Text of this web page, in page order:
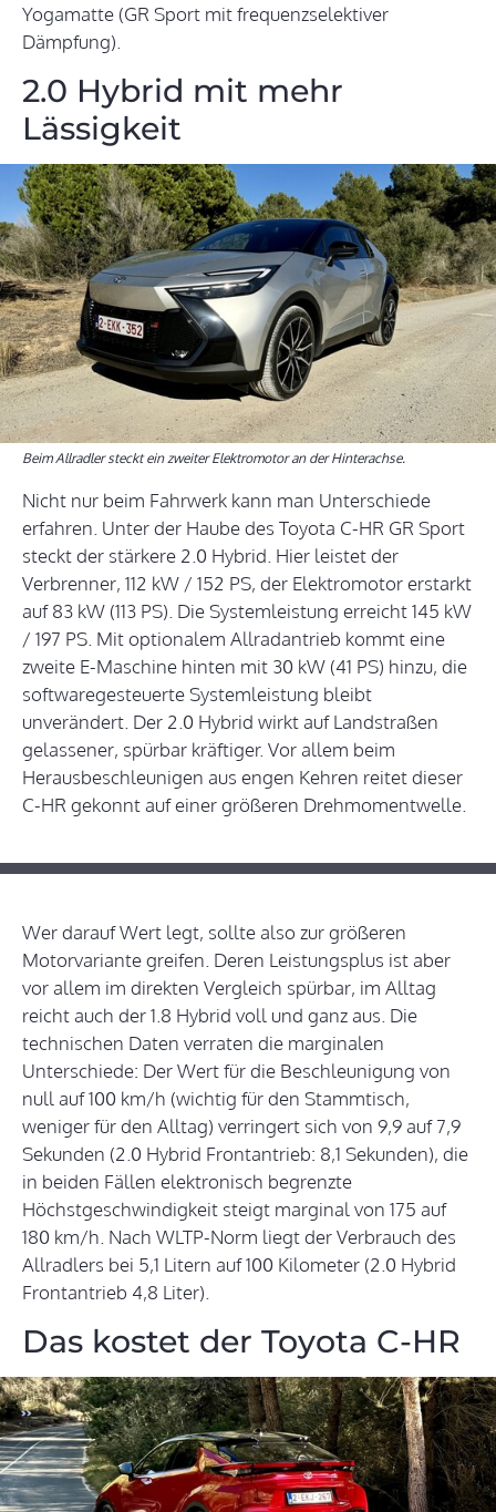
Yogamatte (GR Sport mit frequenzselektiver
Dämpfung).
2.0 Hybrid mit mehr
Lässigkeit
Beim Allradler steckt ein zweiter Elektromotor an der Hinterachse.
Nicht nur beim Fahrwerk kann man Unterschiede
erfahren. Unter der Haube des Toyota C-HR GR Sport
steckt der stärkere 2.0 Hybrid. Hier leistet der
Verbrenner, 112 kW / 152 PS, der Elektromotor erstarkt
auf 83 kW (113 PS). Die Systemleistung erreicht 145 kW
/ 197 PS. Mit optionalem Allradantrieb kommt eine
zweite E-Maschine hinten mit 30 kW (41 PS) hinzu, die
softwaregesteuerte Systemleistung bleibt
unverändert. Der 2.0 Hybrid wirkt auf Landstraßen
gelassener, spürbar kräftiger. Vor allem beim
Herausbeschleunigen aus engen Kehren reitet dieser
C-HR gekonnt auf einer größeren Drehmomentwelle.
Wer darauf Wert legt, sollte also zur größeren
Motorvariante greifen. Deren Leistungsplus ist aber
vor allem im direkten Vergleich spürbar, im Alltag
reicht auch der 1.8 Hybrid voll und ganz aus. Die
technischen Daten verraten die marginalen
Unterschiede: Der Wert für die Beschleunigung von
null auf 100 km/h (wichtig für den Stammtisch,
weniger für den Alltag) verringert sich von 9,9 auf 7,9
Sekunden (2.0 Hybrid Frontantrieb: 8,1 Sekunden), die
in beiden Fällen elektronisch begrenzte
Höchstgeschwindigkeit steigt marginal von 175 auf
180 km/h. Nach WLTP-Norm liegt der Verbrauch des
Allradlers bei 5,1 Litern auf 100 Kilometer (2.0 Hybrid
Frontantrieb 4,8 Liter).
Das kostet der Toyota C-HR